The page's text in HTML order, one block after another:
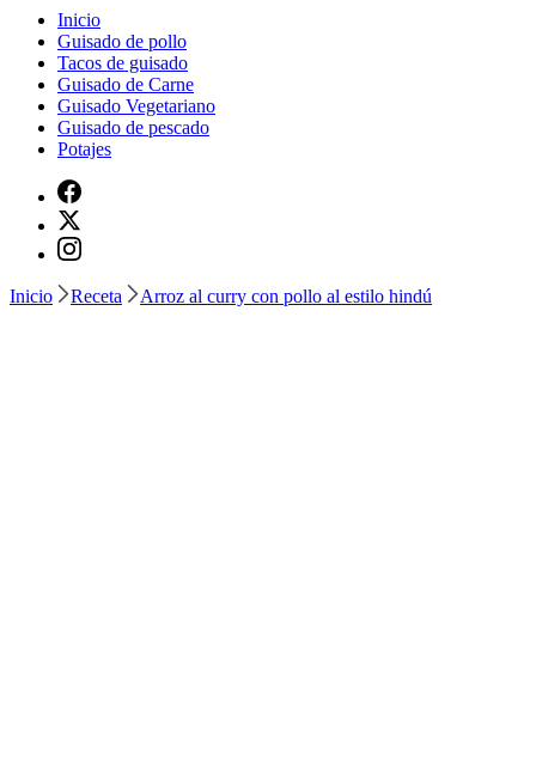
Inicio
Guisado de pollo
Tacos de guisado
Guisado de Carne
Guisado Vegetariano
Guisado de pescado
Potajes
Inicio Receta Arroz al curry con pollo al estilo hindú